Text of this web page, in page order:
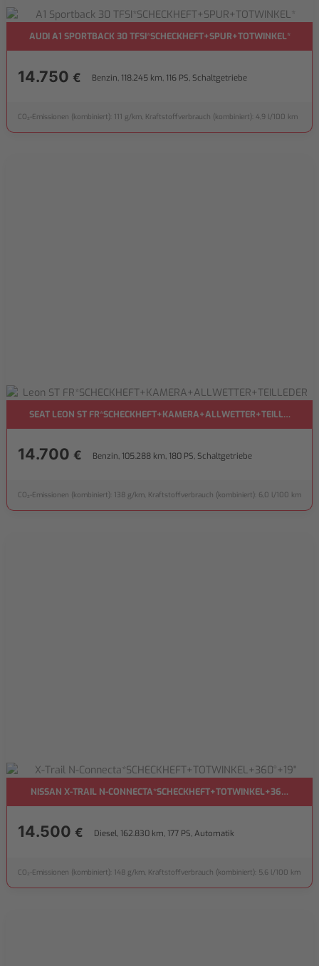
AUDI A1 SPORTBACK 30 TFSI*SCHECKHEFT+SPUR+TOTWINKEL*
14.750 € Benzin, 118.245 km, 116 PS, Schaltgetriebe
CO₂-Emissionen (kombiniert): 111 g/km, Kraftstoffverbrauch (kombiniert): 4,9 l/100 km
SEAT LEON ST FR*SCHECKHEFT+KAMERA+ALLWETTER+TEILLEDER
14.700 € Benzin, 105.288 km, 180 PS, Schaltgetriebe
CO₂-Emissionen (kombiniert): 138 g/km, Kraftstoffverbrauch (kombiniert): 6,0 l/100 km
NISSAN X-TRAIL N-CONNECTA*SCHECKHEFT+TOTWINKEL+360°+19"
14.500 € Diesel, 162.830 km, 177 PS, Automatik
CO₂-Emissionen (kombiniert): 148 g/km, Kraftstoffverbrauch (kombiniert): 5,6 l/100 km